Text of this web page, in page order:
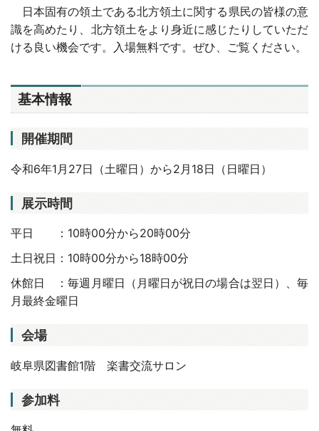
日本固有の領土である北方領土に関する県民の皆様の意
識を高めたり、北方領土をより身近に感じたりしていただ
ける良い機会です。入場無料です。ぜひ、ご覧ください。
基本情報
開催期間
令和6年1月27日（土曜日）から2月18日（日曜日）
展示時間
平日 ：10時00分から20時00分
土日祝日：10時00分から18時00分
休館日 ：毎週月曜日（月曜日が祝日の場合は翌日）、毎
月最終金曜日
会場
岐阜県図書館1階 楽書交流サロン
参加料